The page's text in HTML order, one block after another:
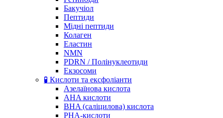
Бакучіол
Пептиди
Мідні пептиди
Колаген
Еластин
NMN
PDRN / Полінуклеотиди
Екзосоми
🧪 Кислоти та ексфоліанти
Азелаїнова кислота
AHA кислоти
BHA (саліцилова) кислота
PHA-кислоти